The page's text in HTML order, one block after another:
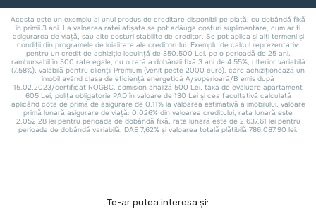
Te-ar putea interesa și: